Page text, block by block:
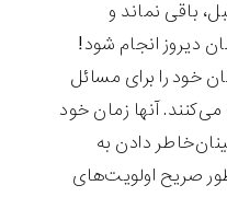
باقی نماند و
دیروز انجام شود!
خود را برای مسائل
آنها زمان خود
دادن به
صریح اولویت‌های